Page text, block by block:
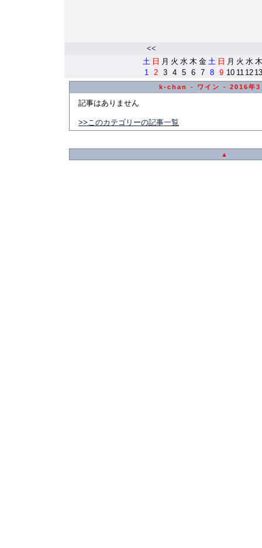
<<
土 日 月 火 水 木 金 土 日 月 火 水 木
1
2 3 4 5 6 7 8 9 10 11 12 13
k-chan - ワイン - 2016年3
記事はありません
>>このカテゴリーの記事一覧
▲